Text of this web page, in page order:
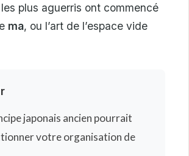
plus aguerris ont commencé
ma, ou l’art de l’espace vide
japonais ancien pourrait
votre organisation de